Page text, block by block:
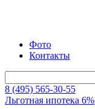
Фото
Контакты
8 (495) 565-30-55
Льготная ипотека 6%